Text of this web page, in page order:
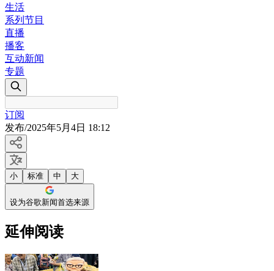
生活
系列节目
直播
播客
互动新闻
专题
订阅
发布/2025年5月4日 18:12
小 标准 中 大
设为谷歌新闻首选来源
延伸阅读